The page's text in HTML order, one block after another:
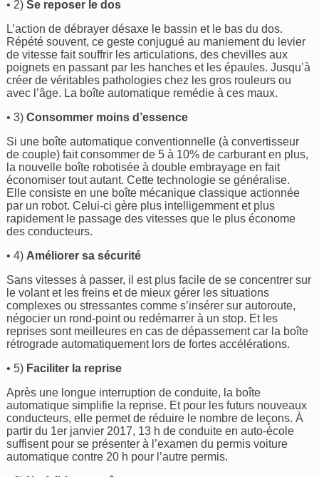
• 2)Se reposer le dos
L’action de débrayer désaxe le bassin et le bas du dos.
Répété souvent, ce geste conjugué au maniement du levier
de vitesse fait souffrir les articulations, des chevilles aux
poignets en passant par les hanches et les épaules. Jusqu’à
créer de véritables pathologies chez les gros rouleurs ou
avec l’âge. La boîte automatique remédie à ces maux.
• 3)Consommer moins d’essence
Si une boîte automatique conventionnelle (à convertisseur
de couple) fait consommer de 5 à 10% de carburant en plus,
la nouvelle boîte robotisée à double embrayage en fait
économiser tout autant. Cette technologie se généralise.
Elle consiste en une boîte mécanique classique actionnée
par un robot. Celui-ci gère plus intelligemment et plus
rapidement le passage des vitesses que le plus économe
des conducteurs.
• 4) Améliorer sa sécurité
Sans vitesses à passer, il est plus facile de se concentrer sur
le volant et les freins et de mieux gérer les situations
complexes ou stressantes comme s’insérer sur autoroute,
négocier un rond-point ou redémarrer à un stop. Et les
reprises sont meilleures en cas de dépassement car la boîte
rétrograde automatiquement lors de fortes accélérations.
• 5) Faciliter la reprise
Après une longue interruption de conduite, la boîte
automatique simplifie la reprise. Et pour les futurs nouveaux
conducteurs, elle permet de réduire le nombre de leçons. À
partir du 1er janvier 2017, 13 h de conduite en auto-école
suffisent pour se présenter à l’examen du permis voiture
automatique contre 20 h pour l’autre permis.